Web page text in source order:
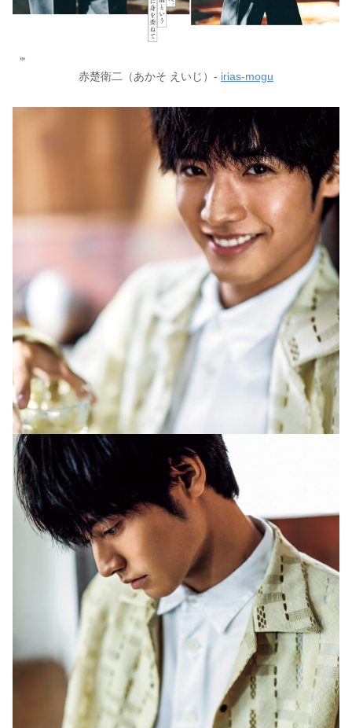
赤楚衛二（あかそ えいじ）- irias-mogu